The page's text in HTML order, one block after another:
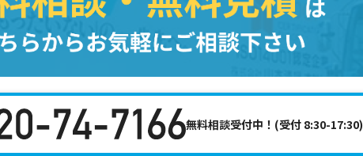
無料相談受付中！(受付 8:30-17:30)